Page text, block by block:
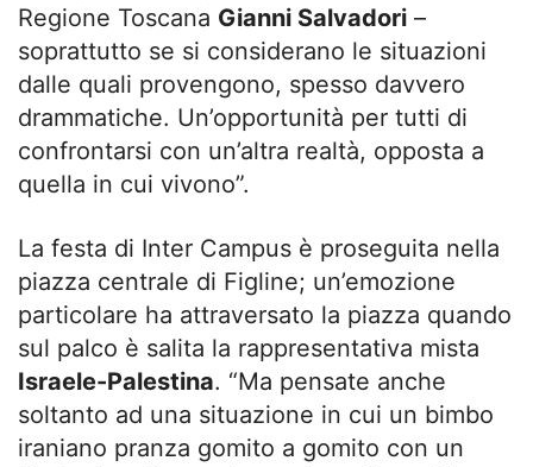
Regione Toscana Gianni Salvadori –
soprattutto se si considerano le situazioni
dalle quali provengono, spesso davvero
drammatiche. Un’opportunità per tutti di
confrontarsi con un’altra realtà, opposta a
quella in cui vivono”.
La festa di Inter Campus è proseguita nella
piazza centrale di Figline; un’emozione
particolare ha attraversato la piazza quando
sul palco è salita la rappresentativa mista
Israele-Palestina. “Ma pensate anche
soltanto ad una situazione in cui un bimbo
iraniano pranza gomito a gomito con un